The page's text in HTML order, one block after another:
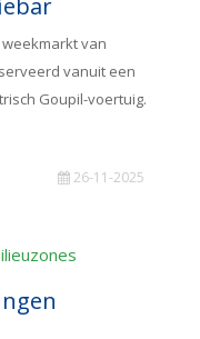
van
vanuit een
Goupil-voertuig.
26-11-2025